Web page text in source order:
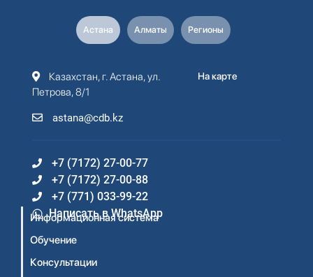
Астана Алматы Регионы
Казахстан, г. Астана, ул.
Петрова, 8/1
astana@cdb.kz
На карте
+7 (7172) 27-00-77
+7 (7172) 27-00-88
+7 (771) 033-99-22
Написать в WhatsApp
Информационная система
Обучение
Консультации